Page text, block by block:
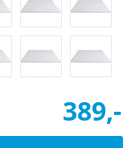
389,-